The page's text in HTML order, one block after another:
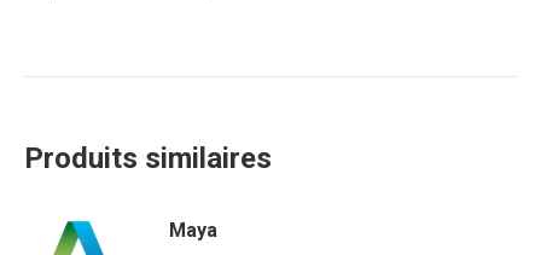
Produits similaires
Maya